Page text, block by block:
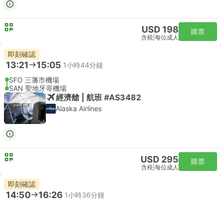
USD 198
含税 每位成人
購票
即刻確認
13:21 15:05 1小時44分鐘
SFO 三藩市機場
SAN 聖地牙哥機場
經濟艙 | 航班 #AS3482
Alaska Airlines
USD 295
含税 每位成人
購票
即刻確認
14:50 16:26 1小時36分鐘